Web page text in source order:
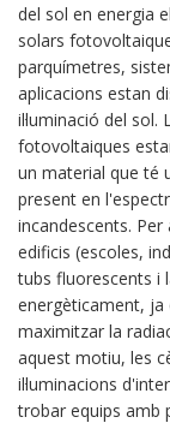
del sol en energia
solars
parquímetres,
aplicacions estan
il·luminació del sol.
fotovoltaiques
un material que té
present en
incandescents. Per
edificis (escoles,
tubs fluorescents i
energèticament, ja
maximitzar la
aquest motiu, les
il·luminacions
trobar equips amb